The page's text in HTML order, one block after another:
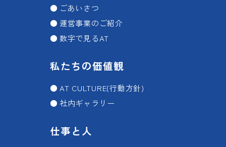
ごあいさつ
運営事業のご紹介
数字で見るAT
私たちの価値観
AT CULTURE(行動方針)
社内ギャラリー
仕事と人